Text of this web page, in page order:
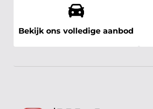
Bekijk ons volledige aanbod